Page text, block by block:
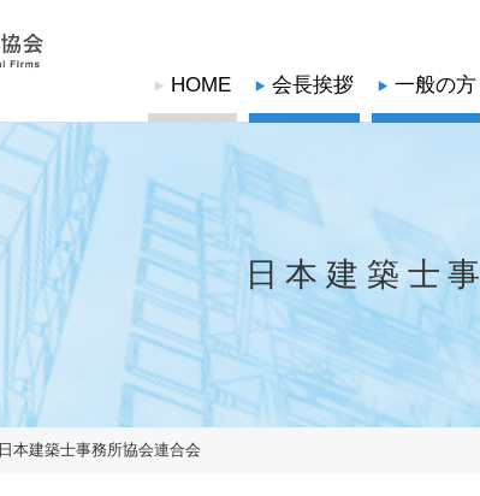
HOME 会長挨拶 一般の方
建築相談窓口
建築相談窓口
定期無料建築相談会
苦情解決相談依頼
建築物等調査依頼
建築士事務所登録関係
建築士事務所登録関係
登録の申請（新規・更新）
登録変更の届出
廃業等の届出
登録証明書・閲覧
建築士法
設計等の業務に関する報告書
耐震評
耐震評
省エネ業務
日本建築士
日本建築士事務所協会連合会